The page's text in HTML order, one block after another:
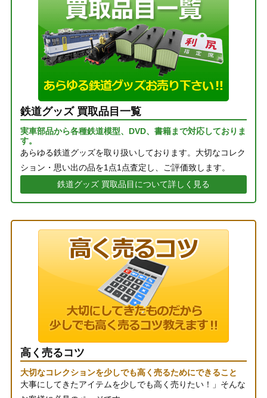
鉄道グッズ 買取品目一覧
実車部品から各種鉄道模型、DVD、書籍まで対応しておりま
す。
あらゆる鉄道グッズを取り扱いしております。大切なコレク
ション・思い出の品を1点1点査定し、ご評価致します。
鉄道グッズ 買取品目について詳しく見る
高く売るコツ
大切なコレクションを少しでも高く売るためにできること
大事にしてきたアイテムを少しでも高く売りたい！」そんな